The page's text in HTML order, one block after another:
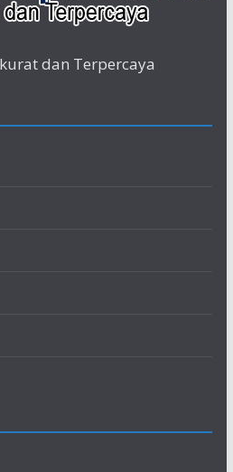
dan Terpercaya